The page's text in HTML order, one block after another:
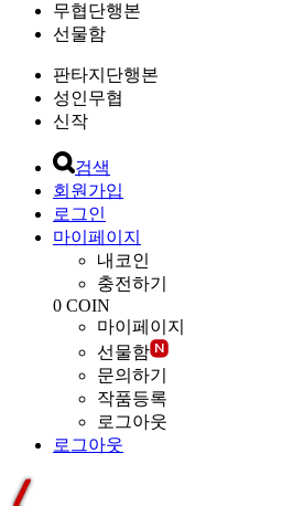
무협단행본
선물함
판타지단행본
성인무협
신작
검색
회원가입
로그인
마이페이지
내코인
충전하기
0 COIN
마이페이지
선물함
문의하기
작품등록
로그아웃
로그아웃